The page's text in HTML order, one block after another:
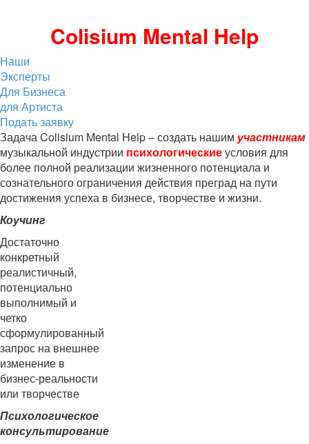
Colisium Mental Help
Наши
Эксперты
Для Бизнеса
для Артиста
Подать заявку
Задача Colisium Mental Help – создать нашим участникам
музыкальной индустрии психологическиеусловия для
более полной реализации жизненного потенциала и
сознательного ограничения действия преград на пути
достижения успеха в бизнесе, творчестве и жизни.
Коучинг
Достаточно
конкретный
реалистичный,
потенциально
выполнимый и
четко
сформулированный
запрос на внешнее
изменение в
бизнес-реальности
или творчестве
Психологическое
консультирование